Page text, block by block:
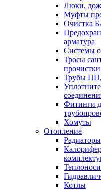
Люки,
Муфты
Очистка
арматура
Системы
Тросы
прочистки
Трубы
Фитинги
Хомуты
Отопление
Радиаторы
Котлы